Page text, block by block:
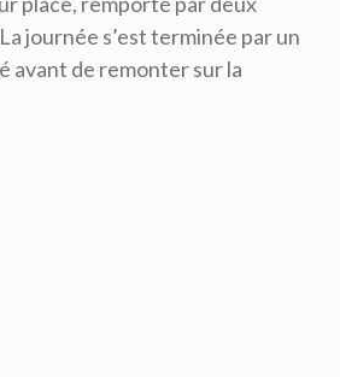
journée s’est terminée par un
avant de remonter sur la